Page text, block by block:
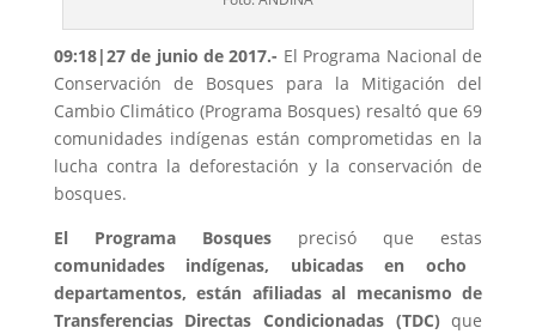
09:18|27 de junio de 2017.- El Programa Nacional de
Conservación de Bosques para la Mitigación del
Cambio Climático (Programa Bosques) resaltó que 69
comunidades indígenas están comprometidas en la
lucha contra la deforestación y la conservación de
bosques.
El Programa Bosquesprecisó que estas
comunidades indígenas, ubicadas en ocho
departamentos, están afiliadas al mecanismo de
Transferencias Directas Condicionadas (TDC) que